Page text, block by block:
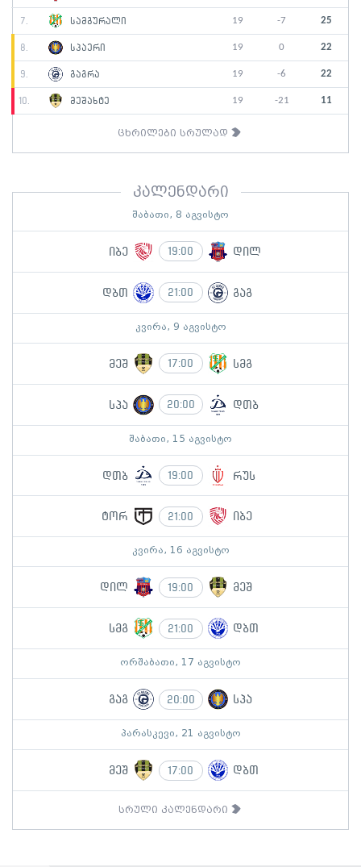
7. სამგურალი 19 -7 25
8. სპაერი 19 0 22
9. გაგრა 19 -6 22
10. მეშახტე 19 -21 11
ცხრილები სრულად
კალენდარი
შაბათი, 8 აგვისტო
იბე 19:00 დილ
დბთ 21:00 გაგ
კვირა, 9 აგვისტო
მეშ 17:00 სმგ
სპა 20:00 დთბ
შაბათი, 15 აგვისტო
დთბ 19:00 რუს
ტორ 21:00 იბე
კვირა, 16 აგვისტო
დილ 19:00 მეშ
სმგ 21:00 დბთ
ორშაბათი, 17 აგვისტო
გაგ 20:00 სპა
პარასკევი, 21 აგვისტო
მეშ 17:00 დბთ
სრული კალენდარი